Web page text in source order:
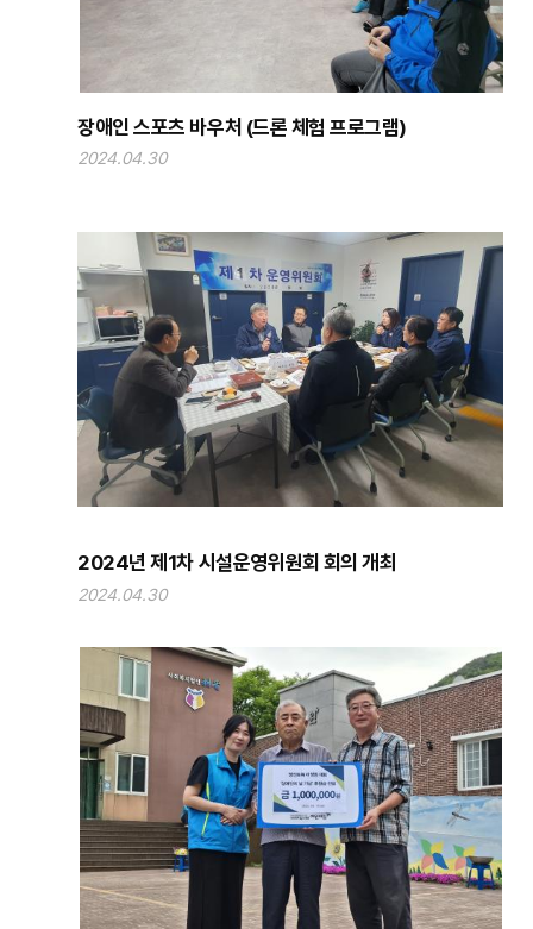
장애인 스포츠 바우처 (드론 체험 프로그램)
2024.04.30
2024년 제1차 시설운영위원회 회의 개최
2024.04.30